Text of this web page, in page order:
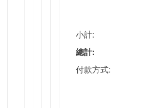
小計:
總計:
付款方式: